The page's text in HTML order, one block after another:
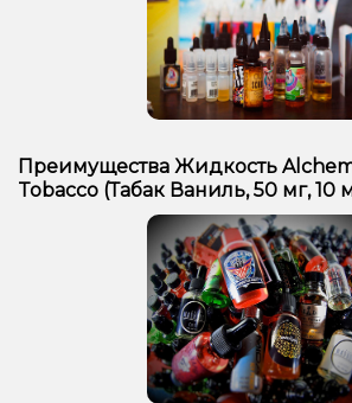
Преимущества Жидкость
Tobacco (Табак Ваниль, 50 мг, 10